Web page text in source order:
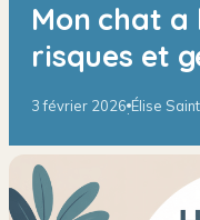
Mon chat a
risques et
3 février 2026·Élise